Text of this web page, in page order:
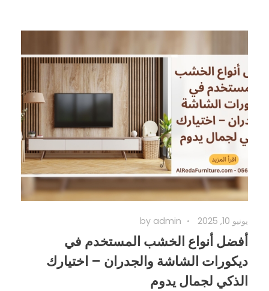
يونيو 10, 2025 by admin
أفضل أنواع الخشب المستخدم في
ديكورات الشاشة والجدران – اختيارك
الذكي لجمال يدوم